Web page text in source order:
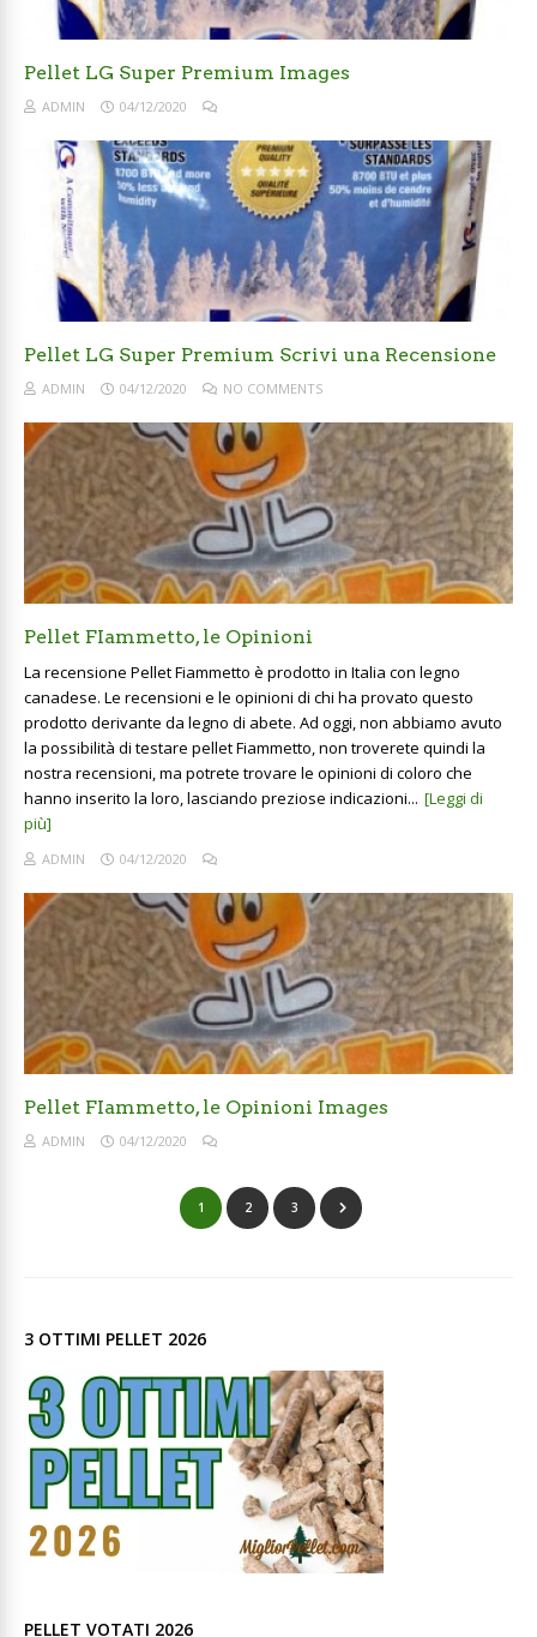
Pellet LG Super Premium Images
ADMIN 04/12/2020
Pellet LG Super Premium Scrivi una Recensione
ADMIN 04/12/2020 NO COMMENTS
Pellet FIammetto, le Opinioni
La recensione Pellet Fiammetto è prodotto in Italia con legno
canadese. Le recensioni e le opinioni di chi ha provato questo
prodotto derivante da legno di abete. Ad oggi, non abbiamo avuto
la possibilità di testare pellet Fiammetto, non troverete quindi la
nostra recensioni, ma potrete trovare le opinioni di coloro che
hanno inserito la loro, lasciando preziose indicazioni... [Leggi di
più]
ADMIN 04/12/2020
Pellet FIammetto, le Opinioni Images
ADMIN 04/12/2020
1 2 3
3 OTTIMI PELLET 2026
PELLET VOTATI 2026